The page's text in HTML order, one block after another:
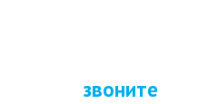
звоните